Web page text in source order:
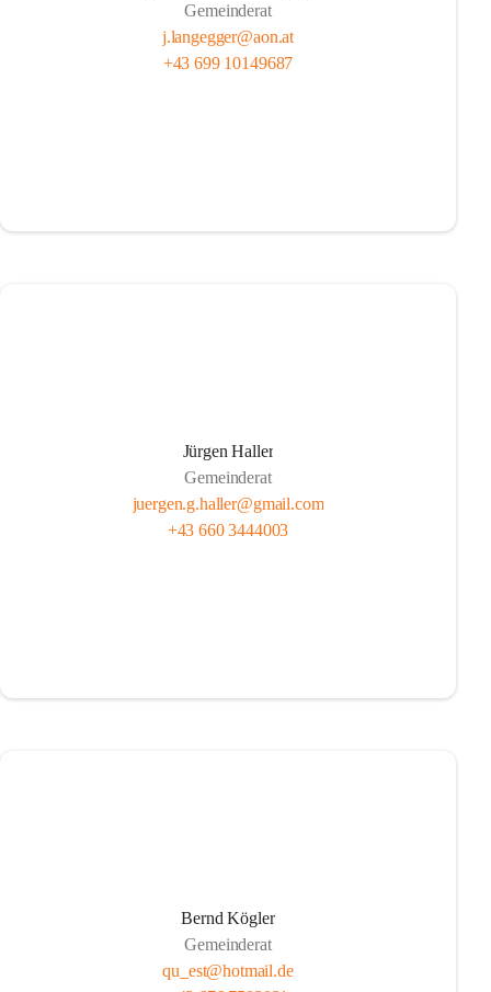
Gemeinderat
j.langegger@aon.at
+43 699 10149687
Jürgen Haller
Gemeinderat
juergen.g.haller@gmail.com
+43 660 3444003
Bernd Kögler
Gemeinderat
qu_est@hotmail.de